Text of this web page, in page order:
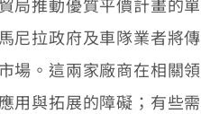
尼拉政府及車隊業者
場。這兩家廠商在相關
用與拓展的障礙；有些